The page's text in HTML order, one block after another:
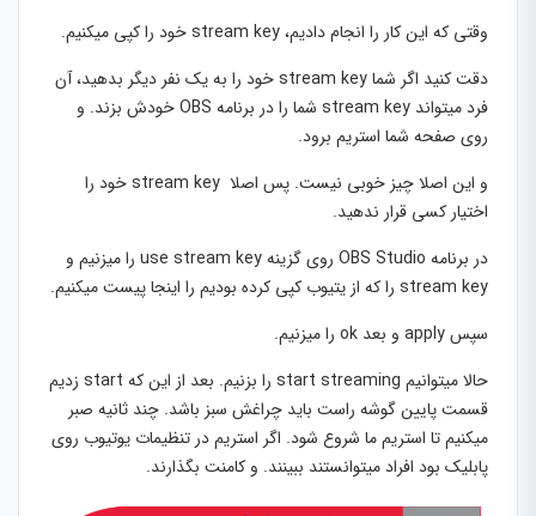
وقتی که این کار را انجام دادیم، stream key خود را کپی میکنیم.
دقت کنید اگر شما stream key خود را به یک نفر دیگر بدهید، آن
فرد میتواند stream key شما را در برنامه OBS خودش بزند. و
روی صفحه شما استریم برود.
و این اصلا چیز خوبی نیست. پس اصلا stream key خود را
اختیار کسی قرار ندهید.
در برنامه OBS Studio روی گزینه use stream key را میزنیم و
stream key را که از یتیوب کپی کرده بودیم را اینجا پیست میکنیم.
سپس apply و بعد ok را میزنیم.
حالا میتوانیم start streaming را بزنیم. بعد از این که start زدیم
قسمت پایین گوشه راست باید چراغش سبز باشد. چند ثانیه صبر
میکنیم تا استریم ما شروع شود. اگر استریم در تنظیمات یوتیوب روی
پابلیک بود افراد میتوانستند ببینند. و کامنت بگذارند.